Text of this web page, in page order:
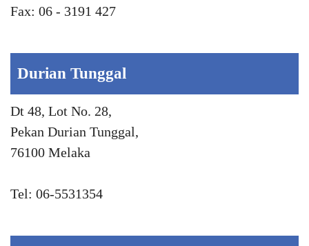
Fax: 06 - 3191 427
Durian Tunggal
Dt 48, Lot No. 28,
Pekan Durian Tunggal,
76100 Melaka
Tel: 06-5531354